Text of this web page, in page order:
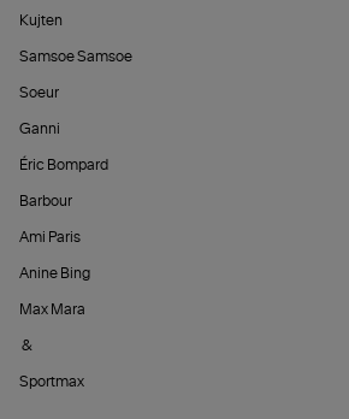
Kujten
Samsoe Samsoe
Soeur
Ganni
Éric Bompard
Barbour
Ami Paris
Anine Bing
Max Mara
&
Sportmax